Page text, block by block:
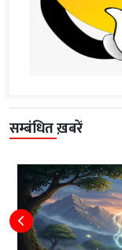
सम्बंधित ख़बरें